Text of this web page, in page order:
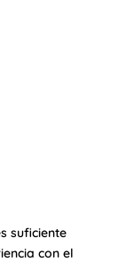
suficiente
con el